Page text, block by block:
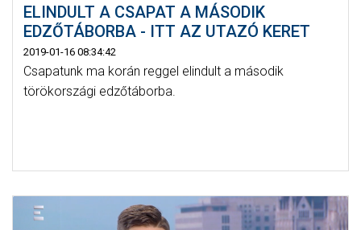
ELINDULT A CSAPAT A MÁSODIK
EDZŐTÁBORBA - ITT AZ UTAZÓ KERET
2019-01-16 08:34:42
Csapatunk ma korán reggel elindult a második
törökországi edzőtáborba.